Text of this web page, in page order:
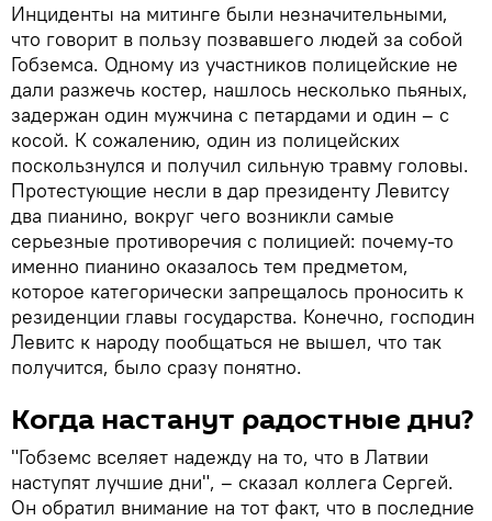
Инциденты на митинге были незначительными,
что говорит в пользу позвавшего людей за собой
Гобземса. Одному из участников полицейские не
дали разжечь костер, нашлось несколько пьяных,
задержан один мужчина с петардами и один – с
косой. К сожалению, один из полицейских
поскользнулся и получил сильную травму головы.
Протестующие несли в дар президенту Левитсу
два пианино, вокруг чего возникли самые
серьезные противоречия с полицией: почему-то
именно пианино оказалось тем предметом,
которое категорически запрещалось проносить к
резиденции главы государства. Конечно, господин
Левитс к народу пообщаться не вышел, что так
получится, было сразу понятно.
Когда настанут радостные дни?
"Гобземс вселяет надежду на то, что в Латвии
наступят лучшие дни", – сказал коллега Сергей.
Он обратил внимание на тот факт, что в последние